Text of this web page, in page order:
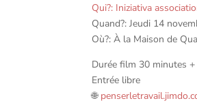
Qui?: Iniziativa
Quand?: Jeudi 14
Où?: À la Maison de
Durée film 30 minutes
Entrée libre
🌐